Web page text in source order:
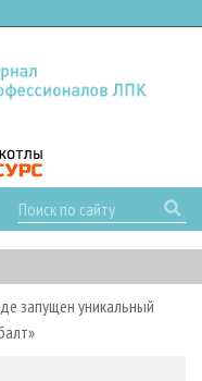
запущен уникальный